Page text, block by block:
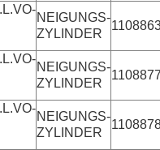
NEIGUNGS-
ZYLINDER
NEIGUNGS-
ZYLINDER
NEIGUNGS-
ZYLINDER